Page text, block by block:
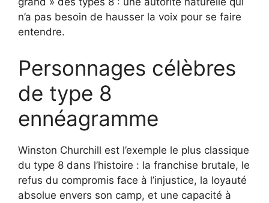
n’a pas besoin de hausser la voix pour se faire
entendre.
Personnages célèbres
de type 8
ennéagramme
Winston Churchill est l’exemple le plus classique
du type 8 dans l’histoire : la franchise brutale, le
refus du compromis face à l’injustice, la loyauté
absolue envers son camp, et une capacité à